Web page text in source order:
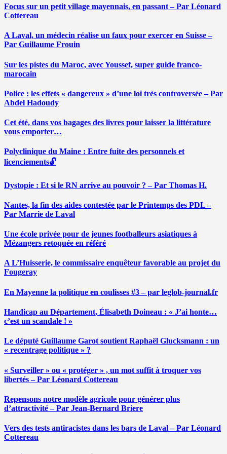
Focus sur un petit village mayennais, en passant – Par Léonard
Cottereau
A Laval, un médecin réalise un faux pour exercer en Suisse –
Par Guillaume Frouin
Sur les pistes du Maroc, avec Youssef, super guide franco-
marocain
Police : les effets « dangereux » d’une loi très controversée – Par
Abdel Hadoudy
Cet été, dans vos bagages des livres pour laisser la littérature
vous emporter…
Polyclinique du Maine : Entre fuite des personnels et
licenciements🔓
Dystopie : Et si le RN arrive au pouvoir ? – Par Thomas H.
Nantes, la fin des aides contestée par le Printemps des PDL –
Par Marrie de Laval
Une école privée pour de jeunes footballeurs asiatiques à
Mézangers retoquée en référé
A L’Huisserie, le commissaire enquêteur favorable au projet du
Fougeray
En Mayenne la politique en coulisses #3 – par leglob-journal.fr
Handicap au Département, Élisabeth Doineau : « J’ai honte…
c’est un scandale ! »
Le député Guillaume Garot soutient Raphaël Glucksmann : un
« recentrage politique » ?
« Surveiller » ou « protéger » , un mot suffit à troquer vos
libertés – Par Léonard Cottereau
Repensons notre modèle agricole pour générer plus
d’attractivité – Par Jean-Bernard Briere
Vers des tests antiracistes dans les bars de Laval – Par Léonard
Cottereau